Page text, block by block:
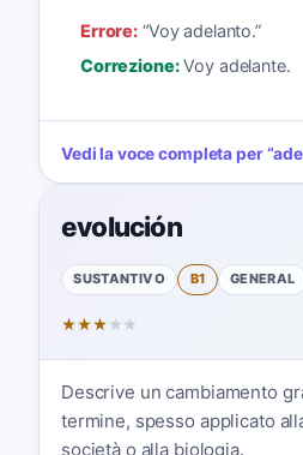
Errore: “Voy adelanto.”
Correzione: Voy adelante.
Vedi la voce completa per“
evolución
SUSTANTIVO B1 GENERAL
★★★ ★ ★
Descrive un cambiamento
termine, spesso applicato
società o alla biologia.